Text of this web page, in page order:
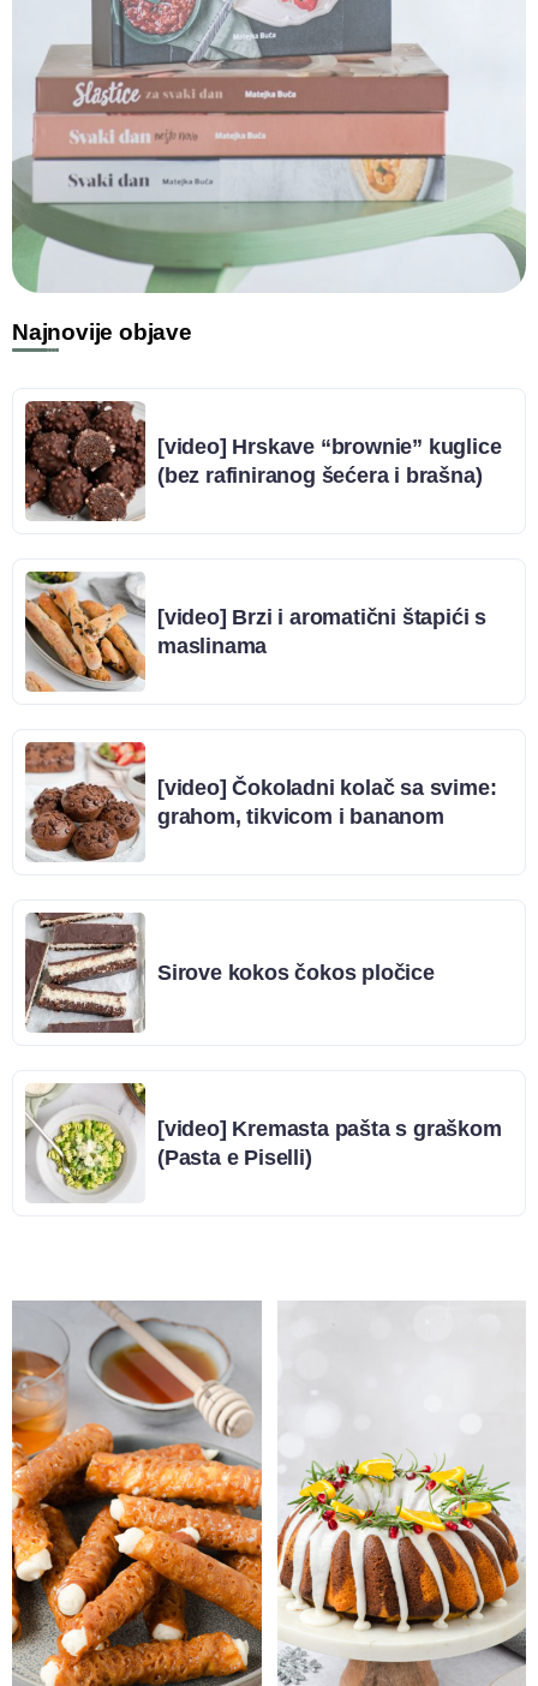
Najnovije objave
[video] Hrskave “brownie” kuglice
(bez rafiniranog šećera i brašna)
[video] Brzi i aromatični štapići s
maslinama
[video] Čokoladni kolač sa svime:
grahom, tikvicom i bananom
Sirove kokos čokos pločice
[video] Kremasta pašta s graškom
(Pasta e Piselli)